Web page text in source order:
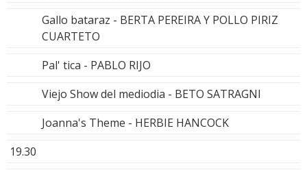
Gallo bataraz - BERTA PEREIRA Y POLLO PIRIZ
CUARTETO
Pal' tica - PABLO RIJO
Viejo Show del mediodia - BETO SATRAGNI
Joanna's Theme - HERBIE HANCOCK
19.30